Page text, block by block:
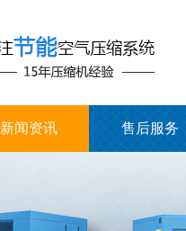
新闻资讯 售后服务